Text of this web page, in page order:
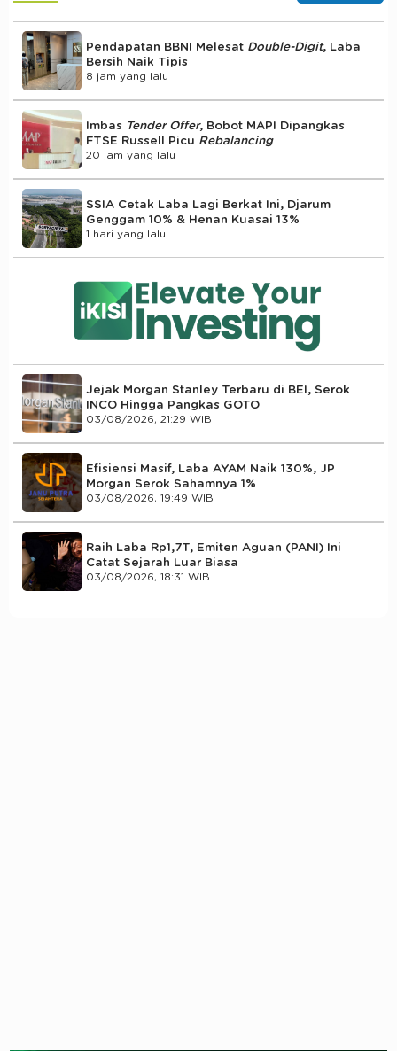
Pendapatan BBNI Melesat Double-Digit, Laba
Bersih Naik Tipis
8 jam yang lalu
Imbas Tender Offer, Bobot MAPI Dipangkas
FTSE Russell Picu Rebalancing
20 jam yang lalu
SSIA Cetak Laba Lagi Berkat Ini, Djarum
Genggam 10% & Henan Kuasai 13%
1 hari yang lalu
Jejak Morgan Stanley Terbaru di BEI, Serok
INCO Hingga Pangkas GOTO
03/08/2026, 21:29 WIB
Efisiensi Masif, Laba AYAM Naik 130%, JP
Morgan Serok Sahamnya 1%
03/08/2026, 19:49 WIB
Raih Laba Rp1,7T, Emiten Aguan (PANI) Ini
Catat Sejarah Luar Biasa
03/08/2026, 18:31 WIB